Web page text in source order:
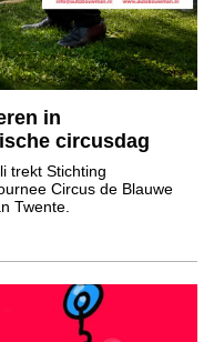
in
circusdag
trekt Stichting
Circus de Blauwe
Twente.